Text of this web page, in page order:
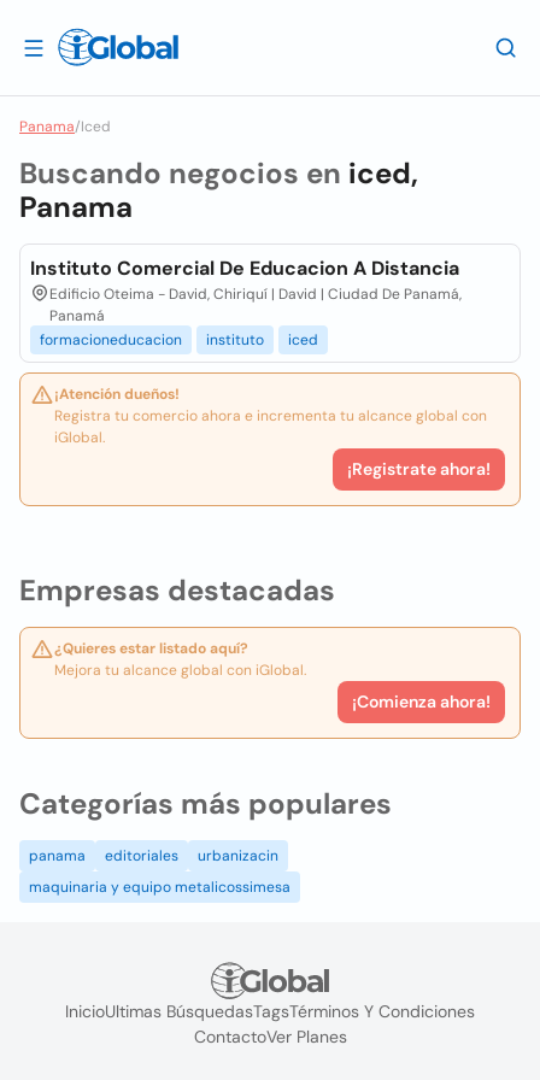
Panama/Iced
Empresas destacadas
¿Quieres estar listado aquí?
Mejora tu alcance global con iGlobal.
¡Comienza ahora!
Buscando negocios en iced,
Panama
Instituto Comercial De Educacion A Distancia
Edificio Oteima - David, Chiriquí | David | Ciudad De Panamá,
Panamá
formacioneducacion
instituto iced
¡Atención dueños!
Registra tu comercio ahora e incrementa tu alcance global con
iGlobal.
¡Registrate ahora!
Categorías más populares
panama editoriales
urbanizacin
maquinaria y equipo metalicossimesa
InicioUltimas BúsquedasTagsTérminos Y Condiciones
ContactoVer Planes